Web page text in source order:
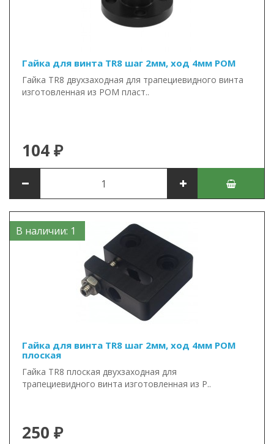
Гайка для винта TR8 шаг 2мм, ход 4мм POM
Гайка TR8 двухзаходная для трапециевидного винта
изготовленная из POM пласт..
104 ₽
В наличии: 1
Гайка для винта TR8 шаг 2мм, ход 4мм POM
плоская
Гайка TR8 плоская двухзаходная для
трапециевидного винта изготовленная из P..
250 ₽